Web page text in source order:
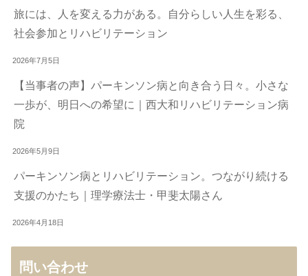
旅には、人を変える力がある。自分らしい人生を彩る、
社会参加とリハビリテーション
2026年7月5日
【当事者の声】パーキンソン病と向き合う日々。小さな
一歩が、明日への希望に｜西大和リハビリテーション病
院
2026年5月9日
パーキンソン病とリハビリテーション。つながり続ける
支援のかたち｜理学療法士・甲斐太陽さん
2026年4月18日
問い合わせ